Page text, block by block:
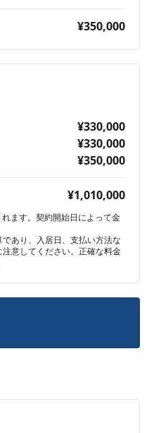
¥350,000
¥330,000
¥330,000
¥350,000
¥1,010,000
ます。契約開始日によって金
あり、入居日、支払い方法な
意してください。正確な料金